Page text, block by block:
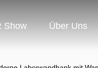
Show Über Uns